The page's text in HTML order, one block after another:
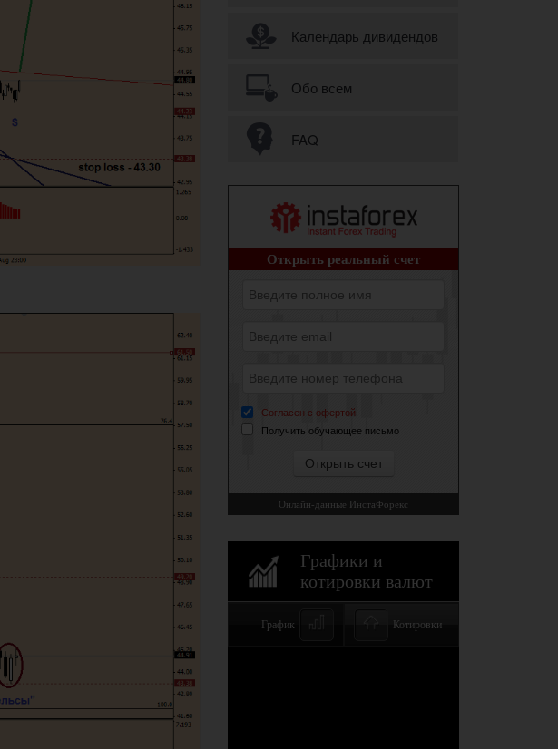
Календарь дивидендов
Обо всем
FAQ